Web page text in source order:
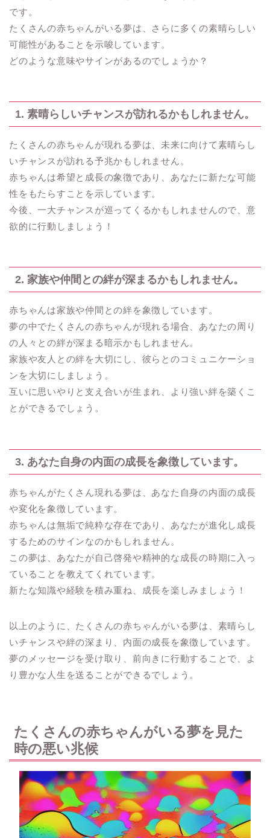
です。
たくさんの赤ちゃんがいる夢は、さらに多くの素晴らしい
可能性があることを示唆しています。
どのような意味やサインがあるのでしょうか？
1. 素晴らしいチャンスが訪れるかもしれません。
たくさんの赤ちゃんが現れる夢は、未来に向けて素晴らし
いチャンスが訪れる予兆かもしれません。
赤ちゃんは希望と成長の象徴であり、あなたに新たな可能
性をもたらすことを示しています。
今後、一大チャンスが巡ってくるかもしれませんので、意
欲的に行動しましょう！
2. 家族や仲間との絆が深まるかもしれません。
赤ちゃんは家族や仲間との絆を象徴しています。
夢の中でたくさんの赤ちゃんが現れる場合、あなたの周り
の人々との絆が深まる暗示かもしれません。
家族や友人との絆を大切にし、彼らとのコミュニケーショ
ンを大切にしましょう。
互いに思いやりと支え合いが生まれ、より強い絆を築くこ
とができるでしょう。
3. あなた自身の内面の成長を象徴しています。
赤ちゃんがたくさん現れる夢は、あなた自身の内面の成長
や変化を象徴しています。
赤ちゃんは無垢で純粋な存在であり、あなたが進化し成長
するためのサインなのかもしれません。
この夢は、あなたが自己啓発や精神的な成長の時期に入っ
ていることを教えてくれています。
新たな知識や経験を積み重ね、成長を楽しみましょう！
以上のように、たくさんの赤ちゃんがいる夢は、素晴らし
いチャンスや絆の深まり、内面の成長を象徴しています。
夢のメッセージを受け取り、前向きに行動することで、よ
り豊かな人生を送ることができるでしょう。
たくさんの赤ちゃんがいる夢を見た
時の悪い兆候